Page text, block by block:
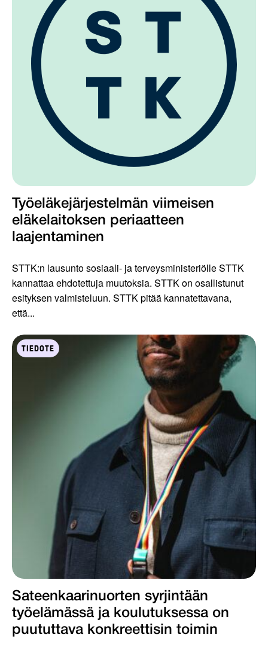
Työeläkejärjestelmän viimeisen
eläkelaitoksen periaatteen
laajentaminen
STTK:n lausunto sosiaali- ja terveysministeriölle STTK
kannattaa ehdotettuja muutoksia. STTK on osallistunut
esityksen valmisteluun. STTK pitää kannatettavana,
että...
TIEDOTE
Sateenkaarinuorten syrjintään
työelämässä ja koulutuksessa on
puututtava konkreettisin toimin